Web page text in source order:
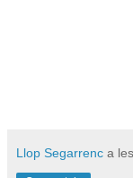
Llop Segarrenc a les